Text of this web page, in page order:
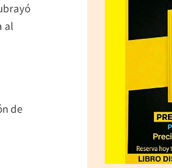
al
de